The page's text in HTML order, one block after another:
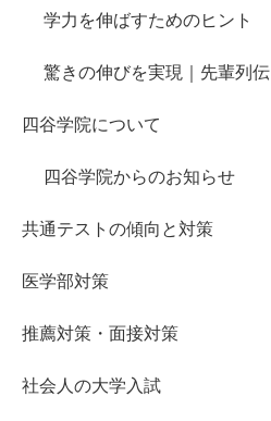
学力を伸ばすためのヒント
驚きの伸びを実現｜先輩列伝
四谷学院について
四谷学院からのお知らせ
共通テストの傾向と対策
医学部対策
推薦対策・面接対策
社会人の大学入試